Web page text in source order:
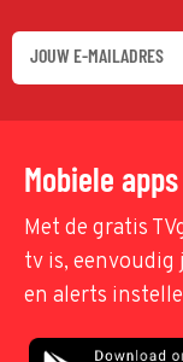
Mobiele apps
Met de gratis
tv is, eenvoudig
en alerts